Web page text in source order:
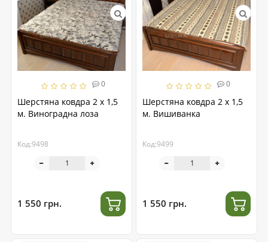
0
Шерстяна ковдра 2 х 1,5
м. Виноградна лоза
Код:9498
1 550 грн.
0
Шерстяна ковдра 2 х 1,5
м. Вишиванка
Код:9499
1 550 грн.